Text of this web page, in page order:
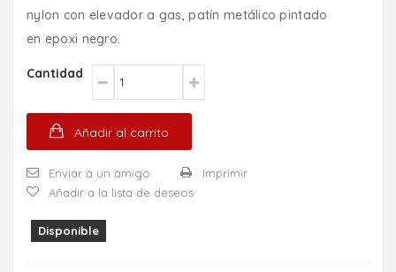
nylon con elevador a gas, patín metálico pintado
en epoxi negro.
Cantidad
Añadir al carrito
Enviar a un amigo
Imprimir
Añadir a la lista de deseos
Disponible